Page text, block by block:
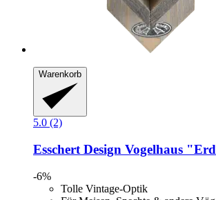
Warenkorb
5.0 (2)
Esschert Design Vogelhaus
-6%
Tolle Vintage-Optik